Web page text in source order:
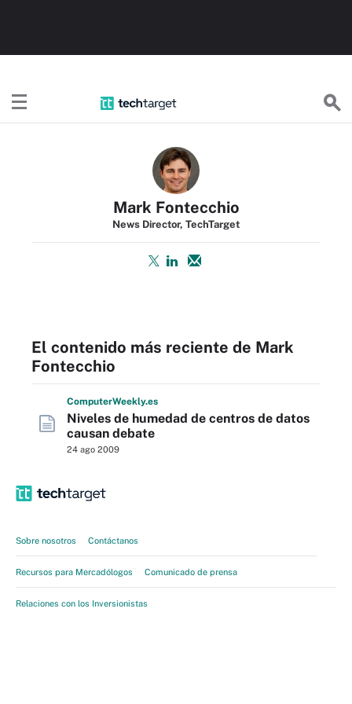
Mark Fontecchio
News Director, TechTarget
El contenido más reciente de Mark
Fontecchio
ComputerWeekly.es
Niveles de humedad de centros de datos
causan debate
24 ago 2009
Sobre nosotros Contáctanos
Recursos para Mercadólogos Comunicado de prensa
Relaciones con los Inversionistas